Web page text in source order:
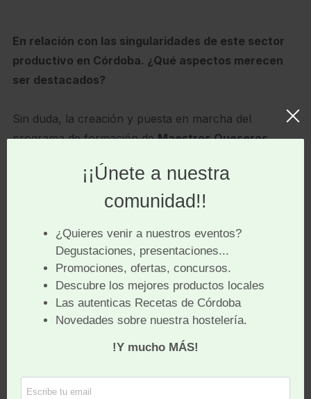
En relación con las singularidades de este sector
productivo en Córdoba. ¿Qué aspectos merecen
ser destacados?
Sin duda, la creación y puesta en marcha del
programa de formación deMaestros Queseros,
pionero en su género, que no solo ha permitido el
desarrollo sostenido de este sector productivo en
decisivamente en la cualificación de los recursos
humanos del resto de Andalucía, y de muchas
regiones españolas, así como de personas
procedentes de otros países (en total, más de un
millar de profesionales formados hasta la fecha).
Teniendo en cuenta la importancia del oficio de
la mejora de la calidad de los quesos elaborados.